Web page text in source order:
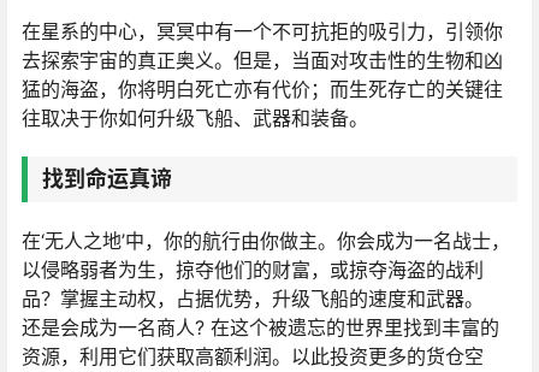
在星系的中心，冥冥中有一个不可抗拒的吸引力，引领你
去探索宇宙的真正奥义。但是，当面对攻击性的生物和凶
猛的海盗，你将明白死亡亦有代价；而生死存亡的关键往
往取决于你如何升级飞船、武器和装备。
找到命运真谛
在‘无人之地’中，你的航行由你做主。你会成为一名战士，
以侵略弱者为生，掠夺他们的财富，或掠夺海盗的战利
品？掌握主动权，占据优势，升级飞船的速度和武器。
还是会成为一名商人? 在这个被遗忘的世界里找到丰富的
资源，利用它们获取高额利润。以此投资更多的货仓空